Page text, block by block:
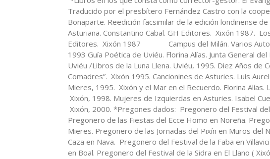
Traducido por el presbítero Fernández Castro con la
Bonaparte. Reedición facsimilar de la edición londinense
Asturiana. Constantino Cabal. GH Editores. Xixón 1987.
Editores. Xixón 1987 Campus del Milán. Varios
1993 Guía Poética de Uviéu. Florina Alías. Junta General
Uviéu /Libros de la Luna Llena. Uviéu, 1995. Diez Años de
Comadres”. Xixón 1995. Cancionines de Asturies. Luis
Mieres, 1995. Xixón y el Mar en el Recuerdo. Florina Alías.
Xixón, 1998. Mujeres de Izquierdas en Asturies. Isabel
Xixón, 2000. *Pregones dados: Pregonero del Festival
Pregonero de las Fiestas del Ecce Homo en Noreña.
Mieres. Pregonero de las Jornadas del Pixín en Muros del
Caza en Nava. Pregonero del Festival de la Faba en
en Boal. Pregonero del Festival de la Sidra en El Llano (